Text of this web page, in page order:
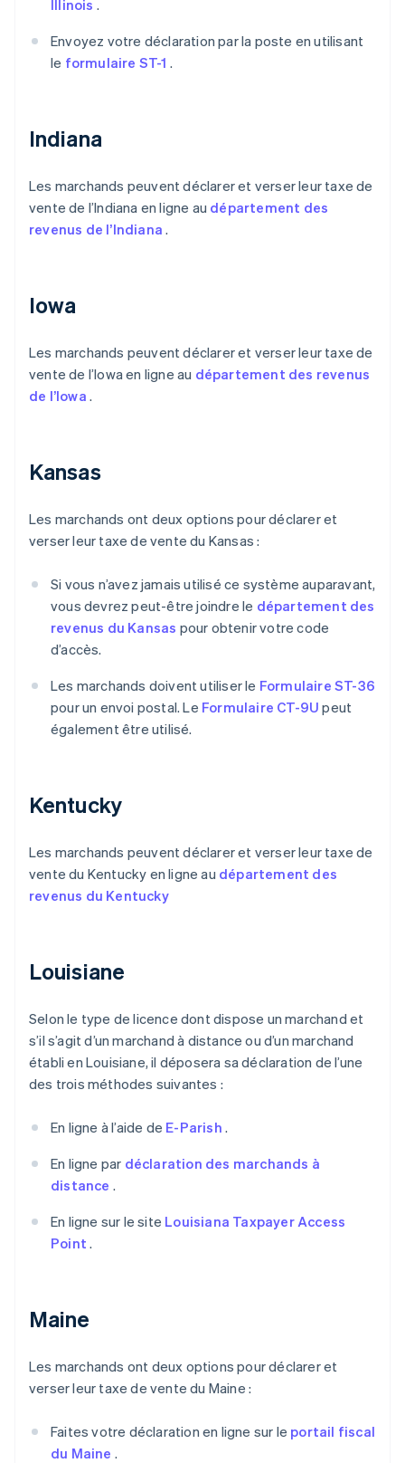
Illinois .
Envoyez votre déclaration par la poste en utilisant
le formulaire ST-1 .
Indiana
Les marchands peuvent déclarer et verser leur taxe de
vente de l’Indiana en ligne au département des
revenus de l’Indiana.
Iowa
Les marchands peuvent déclarer et verser leur taxe de
vente de l’Iowa en ligne au département des revenus
de l’Iowa .
Kansas
Les marchands ont deux options pour déclarer et
verser leur taxe de vente du Kansas :
Si vous n’avez jamais utilisé ce système auparavant,
vous devrez peut-être joindre le département des
revenus du Kansas pour obtenir votre code
d’accès.
Les marchands doivent utiliser le Formulaire ST-36
pour un envoi postal. Le Formulaire CT-9Upeut
également être utilisé.
Kentucky
Les marchands peuvent déclarer et verser leur taxe de
vente du Kentucky en ligne au département des
revenus du Kentucky
Louisiane
Selon le type de licence dont dispose un marchand et
s’il s’agit d’un marchand à distance ou d’un marchand
établi en Louisiane, il déposera sa déclaration de l’une
des trois méthodes suivantes :
En ligne à l’aide de E-Parish.
En ligne par déclaration des marchands à
distance .
En ligne sur le site Louisiana Taxpayer Access
Point.
Maine
Les marchands ont deux options pour déclarer et
verser leur taxe de vente du Maine :
Faites votre déclaration en ligne sur le portail fiscal
du Maine .